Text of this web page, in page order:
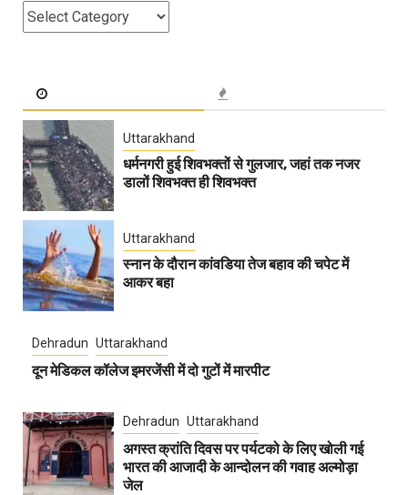
Categories
Uttarakhand
धर्मनगरी हुई शिवभक्तों से गुलजार, जहां तक नजर
डालों शिवभक्त ही शिवभक्त
Uttarakhand
स्नान के दौरान कांवडिया तेज बहाव की चपेट में
आकर बहा
Dehradun Uttarakhand
दून मेडिकल कॉलेज इमरजेंसी में दो गुटों में मारपीट
Dehradun Uttarakhand
अगस्त क्रांति दिवस पर पर्यटको के लिए खोली गई
भारत की आजादी के आन्दोलन की गवाह अल्मोड़ा
जेल